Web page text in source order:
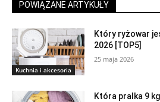
POWIĄZANE ARTYKUŁY
Kuchnia i akcesoria
Który ryżowar
2026 [TOP5]
25 maja 2026
Która pralka 9